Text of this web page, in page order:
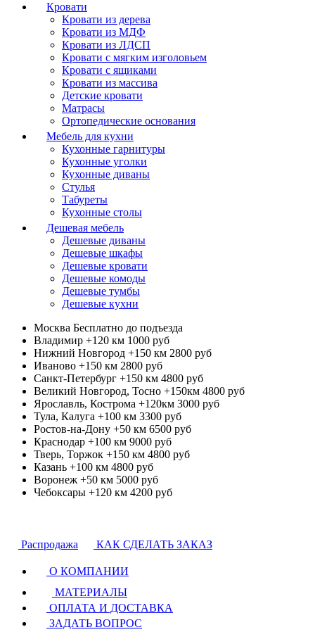
Кровати
Кровати из дерева
Кровати из МДФ
Кровати из ЛДСП
Кровати с мягким изголовьем
Кровати с ящиками
Кровати из массива
Детские кровати
Матрасы
Ортопедические основания
Мебель для кухни
Кухонные гарнитуры
Кухонные уголки
Кухонные диваны
Стулья
Табуреты
Кухонные столы
Дешевая мебель
Дешевые диваны
Дешевые шкафы
Дешевые кровати
Дешевые комоды
Дешевые тумбы
Дешевые кухни
Москва Бесплатно до подъезда
Владимир +120 км 1000 руб
Нижний Новгород +150 км 2800 руб
Иваново +150 км 2800 руб
Санкт-Петербург +150 км 4800 руб
Великий Новгород, Тосно +150км 4800 руб
Ярославль, Кострома +120км 3000 руб
Тула, Калуга +100 км 3300 руб
Ростов-на-Дону +50 км 6500 руб
Краснодар +100 км 9000 руб
Тверь, Торжок +150 км 4800 руб
Казань +100 км 4800 руб
Воронеж +50 км 5000 руб
Чебоксары +120 км 4200 руб
Распродажа КАК СДЕЛАТЬ ЗАКАЗ
О КОМПАНИИ
МАТЕРИАЛЫ
ОПЛАТА И ДОСТАВКА
ЗАДАТЬ ВОПРОС